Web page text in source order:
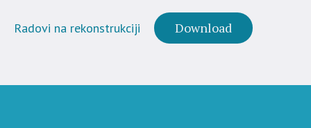
Radovi na rekonstrukciji Download